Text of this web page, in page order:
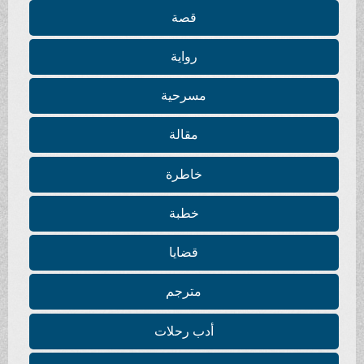
قصة
رواية
مسرحية
مقالة
خاطرة
خطبة
قضايا
مترجم
أدب رحلات